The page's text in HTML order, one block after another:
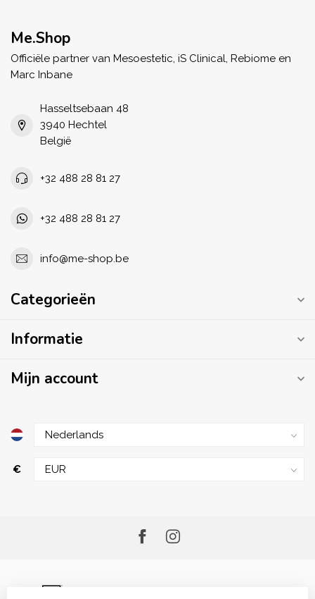
Me.Shop
Officiële partner van Mesoestetic, iS Clinical, Rebiome en
Marc Inbane
Hasseltsebaan 48
3940 Hechtel
België
+32 488 28 81 27
+32 488 28 81 27
info@me-shop.be
Categorieën
Informatie
Mijn account
€